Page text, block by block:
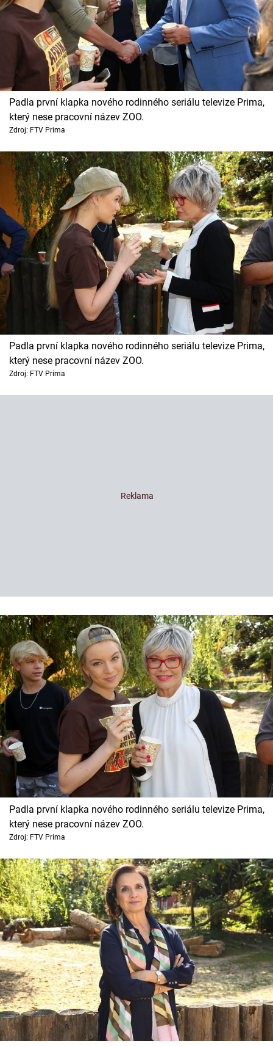
Padla první klapka nového rodinného seriálu televize Prima,
který nese pracovní název ZOO.
Zdroj: FTV Prima
Padla první klapka nového rodinného seriálu televize Prima,
který nese pracovní název ZOO.
Zdroj: FTV Prima
Padla první klapka nového rodinného seriálu televize Prima,
který nese pracovní název ZOO.
Zdroj: FTV Prima